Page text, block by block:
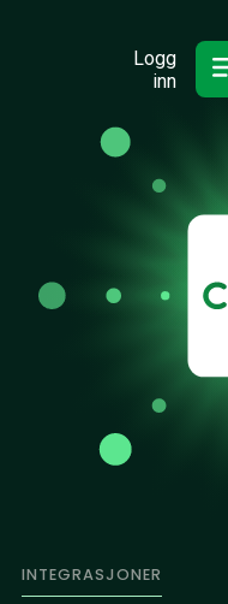
Logg
inn
INTEGRASJONER